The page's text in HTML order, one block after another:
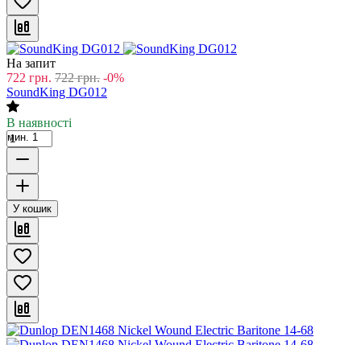
На запит
722 грн. 722 грн. -0%
SoundKing DG012
В наявності
мин. 1
У кошик